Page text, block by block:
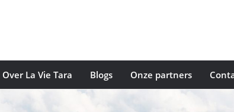
Over La Vie Tara Blogs Onze partners